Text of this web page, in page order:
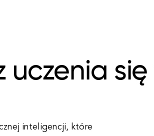
uczenia
inteligencji, które